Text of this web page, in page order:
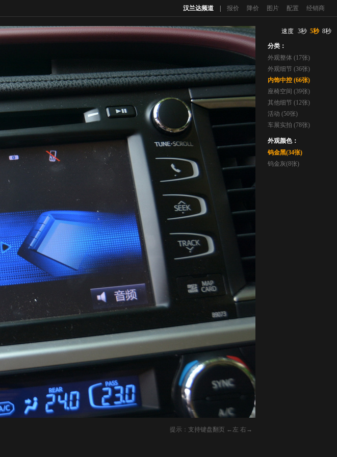
汉兰达频道 报价 降价 图片 配置 经销商
提示：支持键盘翻页 ←左 右→
速度 3秒 5秒 8秒
分类：
外观整体 (17张)
外观细节 (36张)
内饰中控 (66张)
座椅空间 (39张)
其他细节 (12张)
活动 (50张)
车展实拍 (78张)
外观颜色：
钨金黑(34张)
钨金灰(8张)